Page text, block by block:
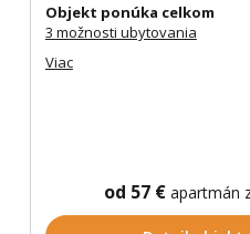
Objekt ponúka celkom
3 možnosti ubytovania
Viac
od 57 €apartmán